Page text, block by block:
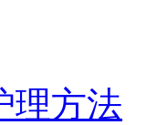
理方法